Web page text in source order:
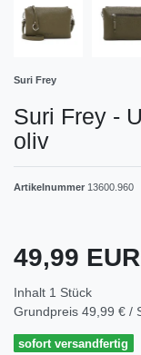
Suri Frey
Suri Frey -
oliv
Artikelnummer 13600.960
49,99 EUR
Inhalt 1 Stück
Grundpreis 49,99 € /
sofort versandfertig